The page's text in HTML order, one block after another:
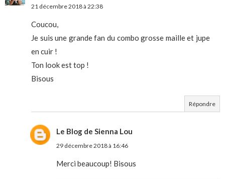
21 décembre 2018 à 22:38
Coucou,
Je suis une grande fan du combo grosse maille et jupe
en cuir !
Ton look est top !
Bisous
Répondre
Le Blog de Sienna Lou
29 décembre 2018 à 16:46
Merci beaucoup! Bisous